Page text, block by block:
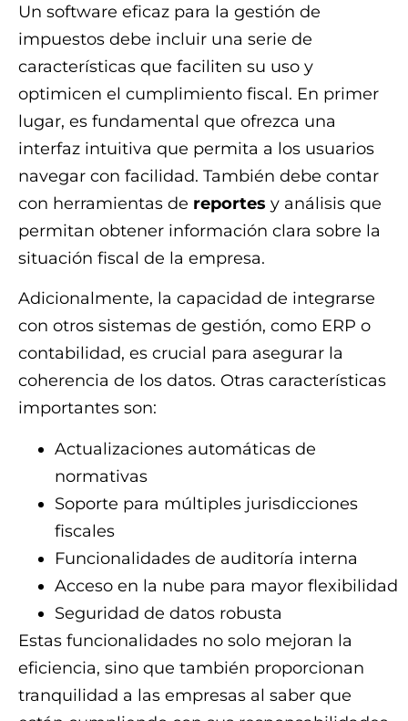
Un software eficaz para la gestión de
impuestos debe incluir una serie de
características que faciliten su uso y
optimicen el cumplimiento fiscal. En primer
lugar, es fundamental que ofrezca una
interfaz intuitiva que permita a los usuarios
navegar con facilidad. También debe contar
con herramientas de reportes y análisis que
permitan obtener información clara sobre la
situación fiscal de la empresa.
Adicionalmente, la capacidad de integrarse
con otros sistemas de gestión, como ERP o
contabilidad, es crucial para asegurar la
coherencia de los datos. Otras características
importantes son:
Actualizaciones automáticas de
normativas
Soporte para múltiples jurisdicciones
fiscales
Funcionalidades de auditoría interna
Acceso en la nube para mayor flexibilidad
Seguridad de datos robusta
Estas funcionalidades no solo mejoran la
eficiencia, sino que también proporcionan
tranquilidad a las empresas al saber que